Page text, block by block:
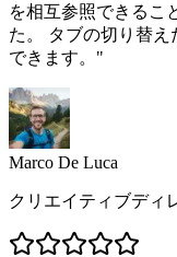
を相互参照できるこ
た。 タブの切り替
できます。 "
Marco De Luca
クリエイティブディ